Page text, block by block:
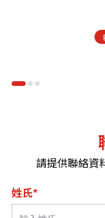
請提供聯絡資
姓氏*